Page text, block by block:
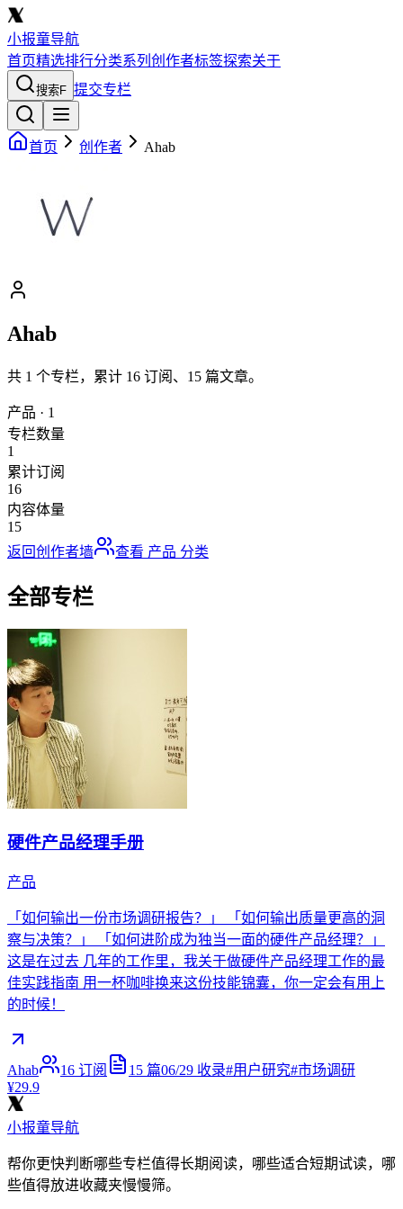
小报童导航
首页精选排行分类系列 创作者标签探索关于
搜索F 提交专栏
首页 创作者 Ahab
Ahab
共 1 个专栏，累计 16 订阅、 15 篇文章。
产品 · 1
专栏数量
1
累计订阅
16
内容体量
15
返回创作者墙
查看 产品 分类
全部专栏
硬件产品经理手册
产品
「如何输出一份市场调研报告？」 「如何输出质量更高的洞
察与决策？」 「如何进阶成为独当一面的硬件产品经理？」
这是在过去 几年的工作里，我关于做硬件产品经理工作的最
佳实践指南 用一杯咖啡换来这份技能锦囊，你一定会有用上
的时候！
Ahab 16 订阅 15 篇06/29 收录#用户研究#市场调研
¥29.9
小报童导航
帮你更快判断哪些专栏值得长期阅读，哪些适合短期试读，哪
些值得放进收藏夹慢慢筛。